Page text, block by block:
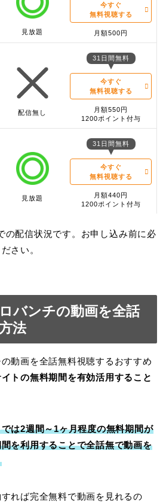
見放題
今すぐ
無料視聴する
月額500円
配信無し
31日間無料
今すぐ
無料視聴する
月額550円
1200ポイント付与
見放題
31日間無料
今すぐ
無料視聴する
月額440円
1200ポイント付与
の配信状況です。お申し込み前に必
さい。
バンチの動画を全話
法
動画を全話無料視聴するおすすめ
トの無料期間を有効活用すること
は2週間～1ヶ月程度の無料期間が
を利用することで全話無で動画を
れば完全無料で動画を見れるの